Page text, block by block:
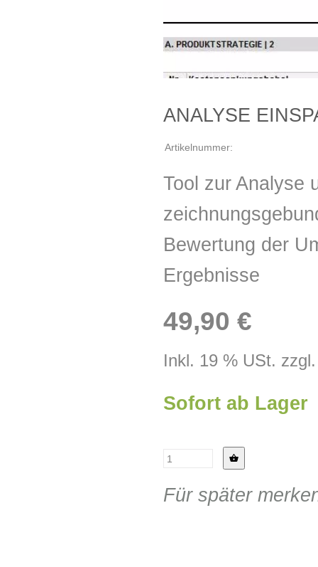
ANALYSE
Artikelnummer:
Tool zur Analyse
Bewertung der
Ergebnisse
49,90 €
Inkl. 19 % USt.
Sofort ab Lager
Für später